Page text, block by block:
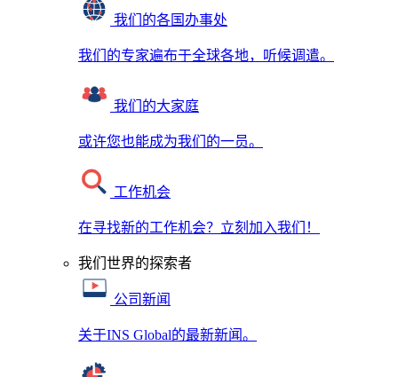
我们的各国办事处
我们的专家遍布于全球各地，听候调遣。
我们的大家庭
或许您也能成为我们的一员。
工作机会
在寻找新的工作机会？立刻加入我们！
我们世界的探索者
公司新闻
关于INS Global的最新新闻。